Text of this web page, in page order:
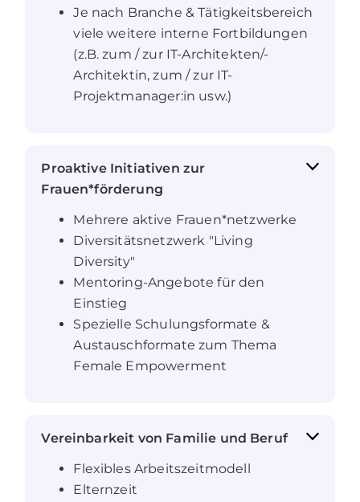
Je nach Branche & Tätigkeitsbereich
viele weitere interne Fortbildungen
(z.B. zum / zur IT-Architekten/-
Architektin, zum / zur IT-
Projektmanager:in usw.)
Proaktive Initiativen zur
Frauen*förderung
Mehrere aktive Frauen*netzwerke
Diversitätsnetzwerk "Living
Diversity"
Mentoring-Angebote für den
Einstieg
Spezielle Schulungsformate &
Austauschformate zum Thema
Female Empowerment
Vereinbarkeit von Familie und Beruf
Flexibles Arbeitszeitmodell
Elternzeit